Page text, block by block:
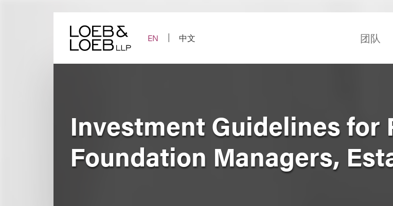
EN
中文 团队
Investment Guidelines for
Foundation Managers,